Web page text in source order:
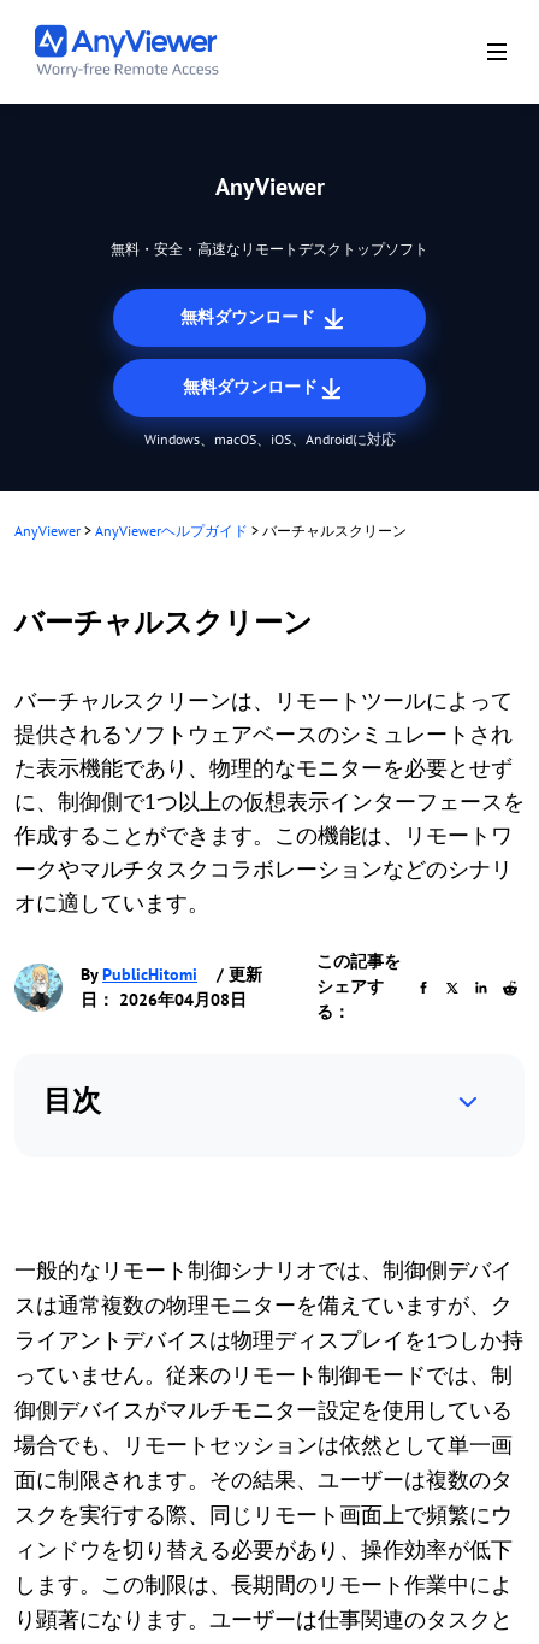
AnyViewer
無料・安全・高速なリモートデスクトップソフト
無料ダウンロード
無料ダウンロード
Windows、macOS、iOS、Androidに対応
AnyViewer > AnyViewerヘルプガイド > バーチャルスクリーン
バーチャルスクリーン
バーチャルスクリーンは、リモートツールによって
提供されるソフトウェアベースのシミュレートされ
た表示機能であり、物理的なモニターを必要とせず
に、制御側で1つ以上の仮想表示インターフェースを
作成することができます。この機能は、リモートワ
ークやマルチタスクコラボレーションなどのシナリ
オに適しています。
ByPublicHitomi
/ 更新
日： 2026年04月08日
この記事を
シェアす
る：
目次
一般的なリモート制御シナリオでは、制御側デバイ
スは通常複数の物理モニターを備えていますが、
ク
ライアント デバイスは物理ディスプレイを1つしか持
っていません。従来のリモート制御モードでは、制
御側デバイスがマルチモニター設定を使用している
場合でも、リモートセッションは依然として単一画
面に制限されます。その結果、ユーザーは複数のタ
スクを実行する際、同じリモート画面上で頻繁にウ
ィンドウを切り替える必要があり、操作効率が低下
します。この制限は、長期間のリモート作業中によ
り顕著になります。ユーザーは仕事関連のタスクと